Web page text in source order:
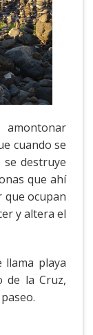
cuando se
destruye
que ahí
que ocupan
y altera el
llama playa
de la Cruz,